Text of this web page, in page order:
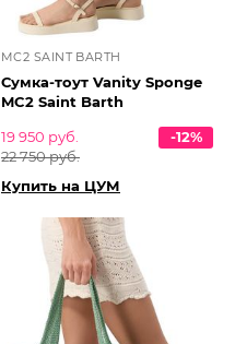
MC2 SAINT BARTH
Сумка-тоут Vanity Sponge
MC2 Saint Barth
19 950 руб.
22 750 руб.
-12%
Купить на ЦУМ